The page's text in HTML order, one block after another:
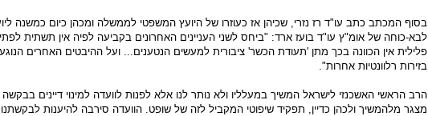
בסוף המכתב כתב עו"ד רז נזרי, שכיהן אז כעוזרו של היועץ המשפטי לממשלה ומכהן כיום כמשנה
לבא-כוחה של אומ"ץ עו"ד בועז ארד: "ביחס לשני העניינים האחרונים בקביעה לפיה אין תשתית
פלילית אין הכוונה בכך מתן 'תעודת הכשר' ציבורית למעשים הנטענים... ועל ההיבטים האחרים
בזירות רלוונטיות אחרות".
הרב הראשי האשכנזי לישראל המשיך במעלליו ולא נותר לנו אלא לפנות לוועדה למינוי דיינים
מצגר מלהמשיך ולכהן כדיין, תפקיד שיפוטי המקביל לזה של שופט. הוועדה סירבה להיענות לבקשתנו